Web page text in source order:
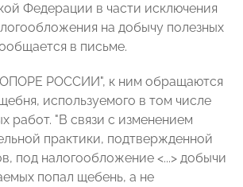
Федерации в части исключения
на добычу полезных
в письме.
РОССИИ", к ним обращаются
используемого в том числе
работ. "В связи с изменением
практики, подтвержденной
под налогообложение <...> добычи
попал щебень, а не